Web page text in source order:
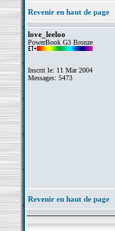
Revenir en haut de page
love_leeloo
PowerBook G3 Bronze
Inscrit le: 11 Mar 2004
Messages: 5473
Revenir en haut de page